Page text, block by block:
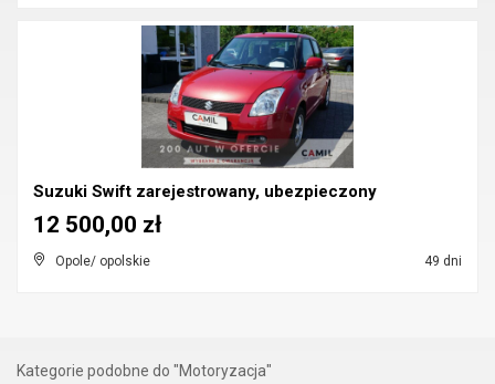
Suzuki Swift zarejestrowany, ubezpieczony
Opole/ opolskie 49 dni
12 500,00 zł
Kategorie podobne do "Motoryzacja"